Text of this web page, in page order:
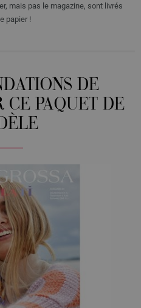
mais pas le magazine, sont livrés
papier !
DE
CE PAQUET DE